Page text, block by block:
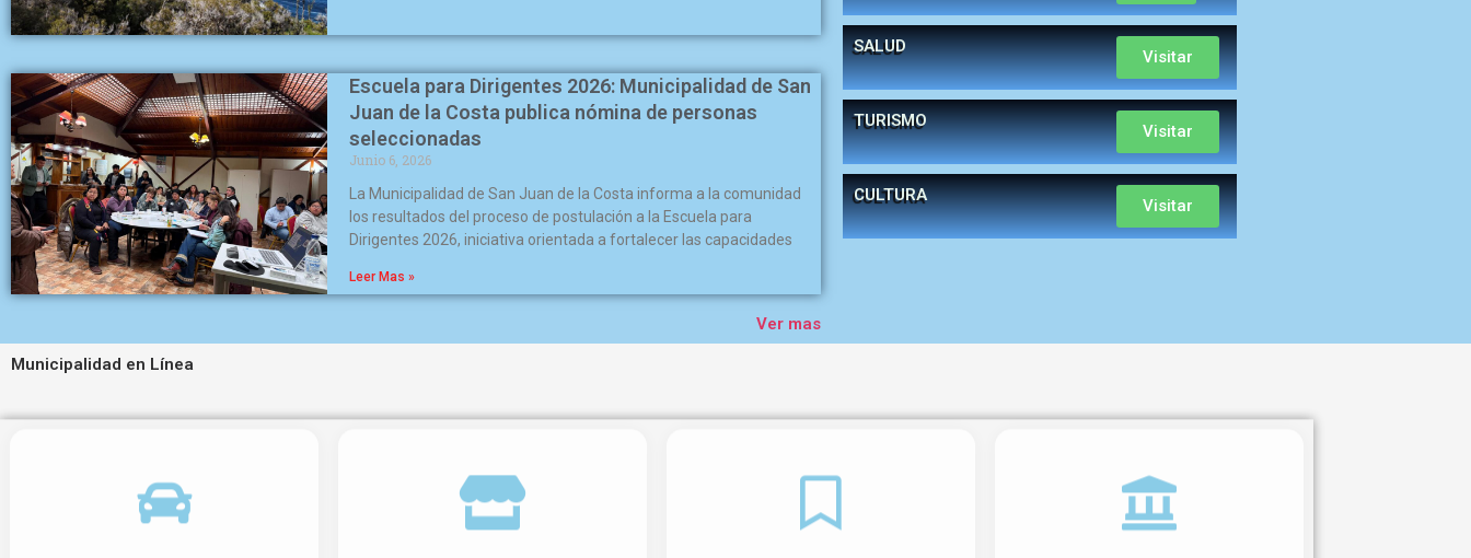
Escuela para Dirigentes 2026: Municipalidad de San
Juan de la Costa publica nómina de personas
seleccionadas
Junio 6, 2026
La Municipalidad de San Juan de la Costa informa a la comunidad
los resultados del proceso de postulación a la Escuela para
Dirigentes 2026, iniciativa orientada a fortalecer las capacidades
Leer Mas »
Ver mas
SALUD
Visitar
TURISMO
Visitar
CULTURA
Visitar
Municipalidad en Línea